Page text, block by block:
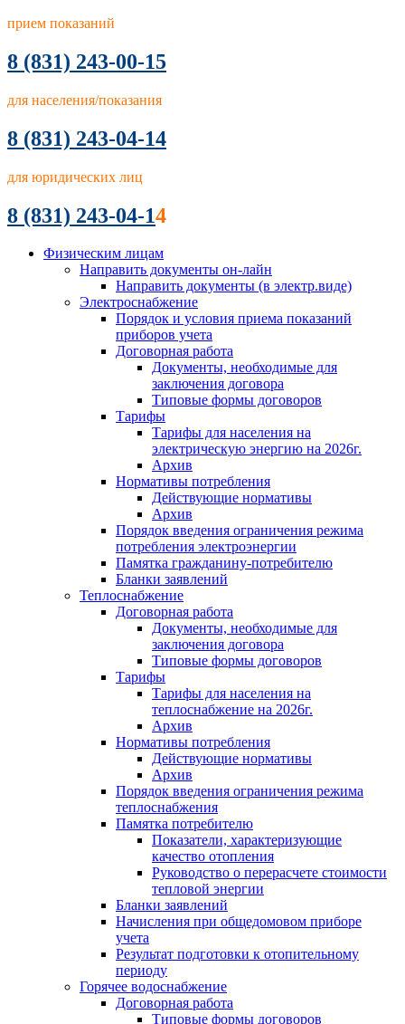
прием показаний
8 (831) 243-00-15
для населения/показания
8 (831) 243-04-14
для юридических лиц
8 (831) 243-04-14
Физическим лицам
Направить документы он-лайн
Направить документы (в электр.виде)
Электроснабжение
Порядок и условия приема показаний
приборов учета
Договорная работа
Документы, необходимые для
заключения договора
Типовые формы договоров
Тарифы
Тарифы для населения на
электрическую энергию на 2026г.
Архив
Нормативы потребления
Действующие нормативы
Архив
Порядок введения ограничения режима
потребления электроэнергии
Памятка гражданину-потребителю
Бланки заявлений
Теплоснабжение
Договорная работа
Документы, необходимые для
заключения договора
Типовые формы договоров
Тарифы
Тарифы для населения на
теплоснабжение на 2026г.
Архив
Нормативы потребления
Действующие нормативы
Архив
Порядок введения ограничения режима
теплоснабжения
Памятка потребителю
Показатели, характеризующие
качество отопления
Руководство о перерасчете стоимости
тепловой энергии
Бланки заявлений
Начисления при общедомовом приборе
учета
Результат подготовки к отопительному
периоду
Горячее водоснабжение
Договорная работа
Типовые формы договоров